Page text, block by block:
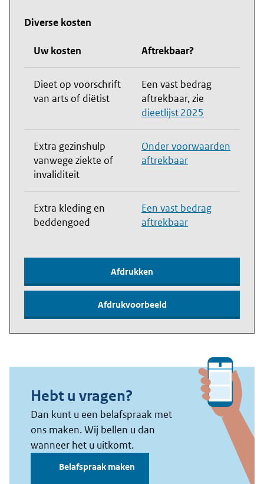
Diverse kosten
Uw kosten Aftrekbaar?
Dieet op voorschrift
van arts of diëtist
Een vast bedrag
aftrekbaar, zie
dieetlijst 2025
Extra gezinshulp
vanwege ziekte of
invaliditeit
Onder voorwaarden
aftrekbaar
Extra kleding en
beddengoed
Een vast bedrag
aftrekbaar
Afdrukken
Afdrukvoorbeeld